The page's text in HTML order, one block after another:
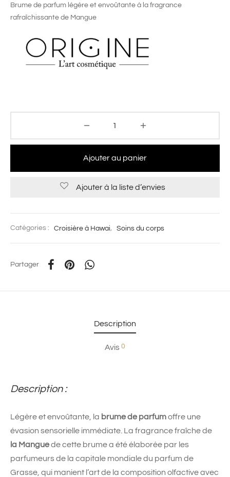
Brume de parfum légère et envoûtante à la fragrance
rafraîchissante de Mangue
Ajouter au panier
Ajouter à la liste d’envies
Catégories : Croisière à Hawai, Soins du corps
Partager
Description
Avis 0
Description :
Légère et envoûtante, la brume de parfumoffre une
évasion sensorielle immédiate. La fragrance fraîche de
la Manguede cette brume a été élaborée par les
parfumeurs de la capitale mondiale du parfum de
Grasse, qui manient l’art de la composition olfactive avec